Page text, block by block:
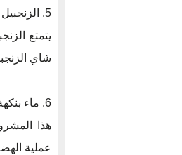
5. الزنجبيل
يتمتع
شاي
6. ماء بنكهة الخيار والنعناع
هذا
عملية